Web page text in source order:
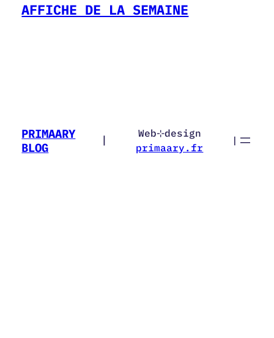
AFFICHE DE LA SEMAINE
PRIMAARY
BLOG
|
Web⊹design
primaary.fr
|